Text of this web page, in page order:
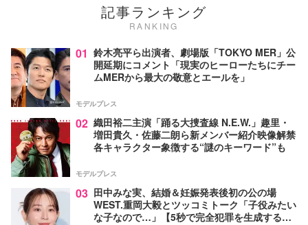
記事ランキング
RANKING
01 鈴木亮平ら出演者、劇場版「TOKYO MER」公
開延期にコメント「現実のヒーローたちにチー
ムMERから最大の敬意とエールを」
モデルプレス
02 織田裕二主演「踊る大捜査線 N.E.W.」趣里・
増田貴久・佐藤二朗ら新メンバー紹介映像解禁
各キャラクター象徴する“謎のキーワード”も
モデルプレス
03 田中みな実、結婚＆妊娠発表後初の公の場
WEST.重岡大毅とツッコミトーク「子役みたい
な子なので…」【5秒で完全犯罪を生成する方